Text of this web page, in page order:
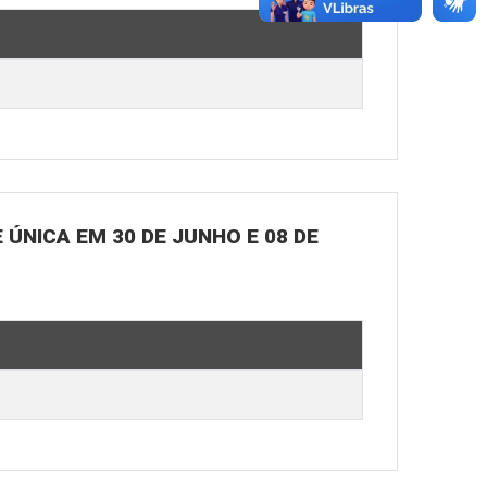
EM 30 DE JUNHO E 08 DE